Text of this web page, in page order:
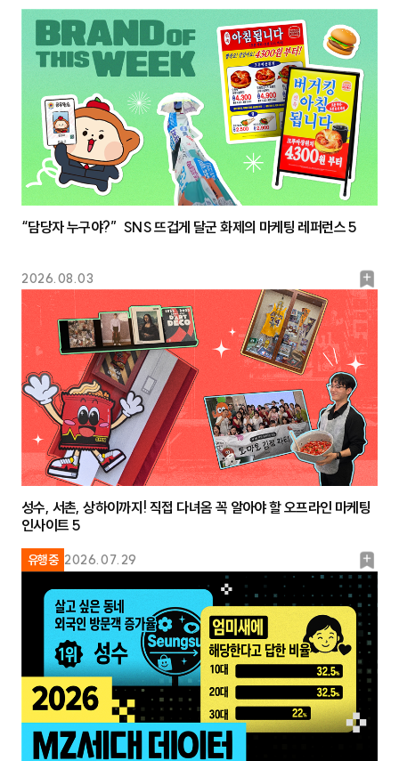
2026.08.03
북
마
크
“담당자 누구야?” SNS 뜨겁게 달군 화제의 마케팅 레퍼런스 5
유행중 2026.07.29
북
마
크
성수, 서촌, 상하이까지! 직접 다녀옴 꼭 알아야 할 오프라인 마케팅
인사이트 5